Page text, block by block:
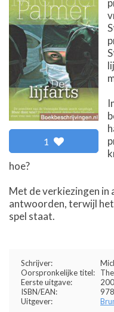
1
hoe?
Met de verkiezingen in
antwoorden, terwijl
spel staat.
Schrijver:
Oorspronkelijke titel:
Eerste uitgave:
ISBN/EAN:
Uitgever: